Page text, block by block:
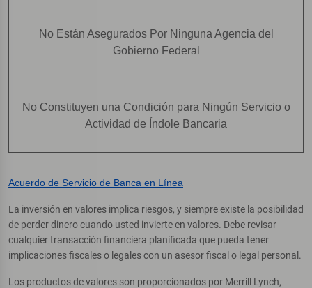
No Están Asegurados Por Ninguna Agencia del
Gobierno Federal
No Constituyen una Condición para Ningún Servicio o
Actividad de Índole Bancaria
Acuerdo de Servicio de Banca en Línea
La inversión en valores implica riesgos, y siempre existe la posibilidad
de perder dinero cuando usted invierte en valores. Debe revisar
cualquier transacción financiera planificada que pueda tener
implicaciones fiscales o legales con un asesor fiscal o legal personal.
Los productos de valores son proporcionados por Merrill Lynch,